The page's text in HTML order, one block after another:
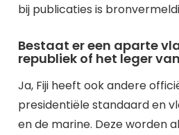
bij publicaties is
Bestaat er een aparte
republiek of het leger
Ja, Fiji heeft ook andere
presidentiële standaard en
en de marine. Deze worden